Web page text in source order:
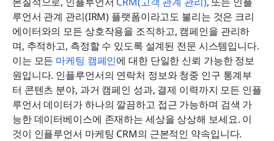
루언서 관계 관리(IRM) 플랫폼이라고도 불리는 것은 크리
에이터와의 모든 상호작용을 조직하고, 캠페인을 관리하
며, 추적하고, 측정할 수 있도록 설계된 전문 시스템입니다.
이는 모든 마케팅 캠페인에 대한 단일한 신뢰 가능한 정보
원입니다. 인플루언서의 연락처 정보와 청중 인구 통계부
터 콘텐츠 분야, 과거 캠페인 성과, 결제 이력까지 모든 인플
루언서 데이터가 하나의 깔끔하고 접근 가능하며 검색 가
능한 데이터베이스에 존재하는 세상을 상상해 보세요. 이
것이 인플루언서 마케팅 CRM의 근본적인 약속입니다.